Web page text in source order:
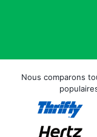
Nous comparons